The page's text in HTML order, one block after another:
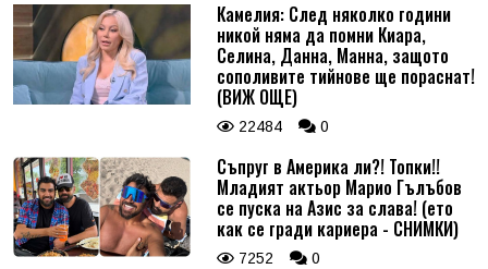
Камелия: След няколко години
никой няма да помни Киара,
Селина, Данна, Манна, защото
сополивите тийнове ще пораснат!
(ВИЖ ОЩЕ)
22484 0
Съпруг в Америка ли?! Топки!!
Младият актьор Марио Гълъбов
се пуска на Азис за слава! (ето
как се гради кариера - СНИМКИ)
7252 0